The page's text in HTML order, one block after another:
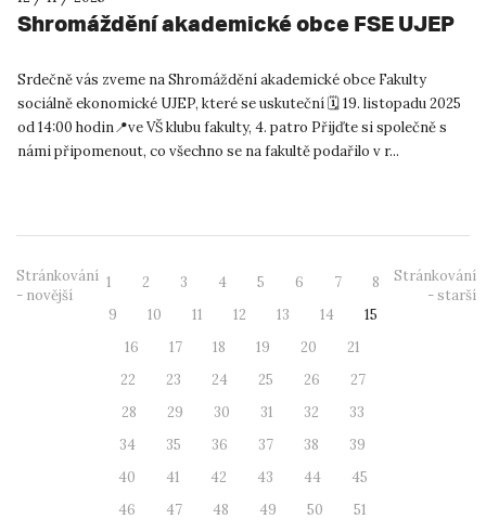
Shromáždění akademické obce FSE UJEP
Srdečně vás zveme na Shromáždění akademické obce Fakulty
sociálně ekonomické UJEP, které se uskuteční 🗓 19. listopadu 2025
od 14:00 hodin📍ve VŠ klubu fakulty, 4. patro Přijďte si společně s
námi připomenout, co všechno se na fakultě podařilo v r...
Stránkování
- novější
1 2 3 4 5 6 7
8
9
10 11 12 13 14
15
16
17 18 19 20
21
22
23 24 25 26
27
28
29 30 31 32
33
34
35 36 37 38
39
40
41 42 43 44
45
46
47 48 49 50
51
Stránkování
- starší